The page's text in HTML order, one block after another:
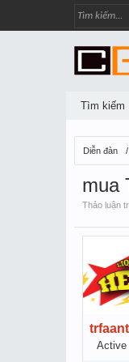
Diễn đàn
mua
Thảo luận
Active
Tìm kiếm